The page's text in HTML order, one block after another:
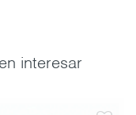
interesar